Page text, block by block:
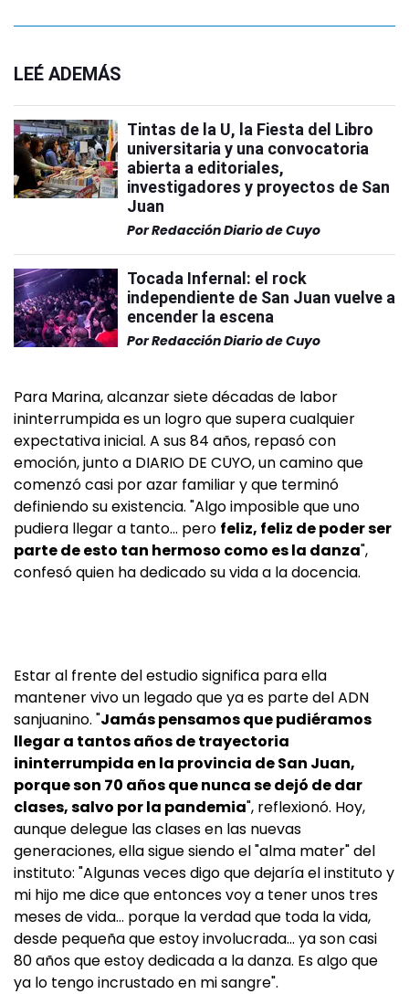
LEÉ ADEMÁS
Tintas de la U, la Fiesta del Libro
universitaria y una convocatoria
abierta a editoriales,
investigadores y proyectos de San
Juan
PorRedacción Diario de Cuyo
Tocada Infernal: el rock
independiente de San Juan vuelve a
encender la escena
PorRedacción Diario de Cuyo
Para Marina, alcanzar siete décadas de labor
ininterrumpida es un logro que supera cualquier
expectativa inicial. A sus 84 años, repasó con
emoción, junto a DIARIO DE CUYO, un camino que
comenzó casi por azar familiar y que terminó
definiendo su existencia. "Algo imposible que uno
pudiera llegar a tanto... pero feliz, feliz de poder ser
parte de esto tan hermoso como es la danza",
confesó quien ha dedicado su vida a la docencia.
Estar al frente del estudio significa para ella
mantener vivo un legado que ya es parte del ADN
sanjuanino. "Jamás pensamos que pudiéramos
llegar a tantos años de trayectoria
ininterrumpida en la provincia de San Juan,
porque son 70 años que nunca se dejó de dar
clases, salvo por la pandemia", reflexionó. Hoy,
aunque delegue las clases en las nuevas
generaciones, ella sigue siendo el "alma mater" del
instituto: "Algunas veces digo que dejaría el instituto y
mi hijo me dice que entonces voy a tener unos tres
meses de vida... porque la verdad que toda la vida,
desde pequeña que estoy involucrada... ya son casi
80 años que estoy dedicada a la danza. Es algo que
ya lo tengo incrustado en mi sangre".